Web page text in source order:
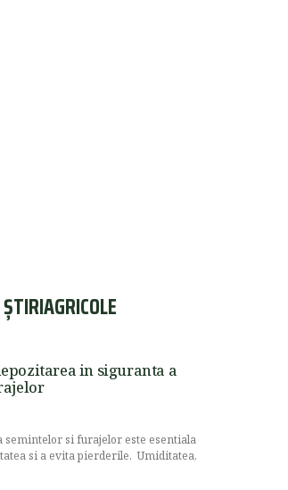
in siguranta a
semintelor si furajelor este esentiala
si a evita pierderile. Umiditatea,